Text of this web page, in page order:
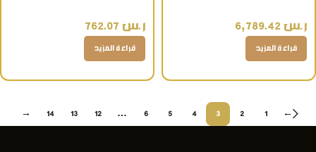
ر.س
قراءة المزيد
ر.س
قراءة المزيد
←
1
2
3
4
5
6
…
12
13
14
→